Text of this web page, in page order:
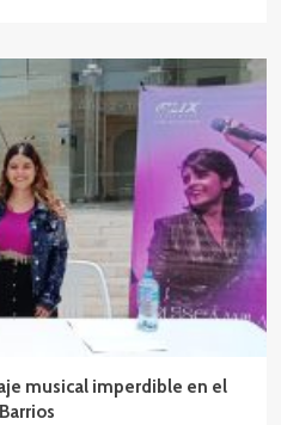
musical imperdible en el